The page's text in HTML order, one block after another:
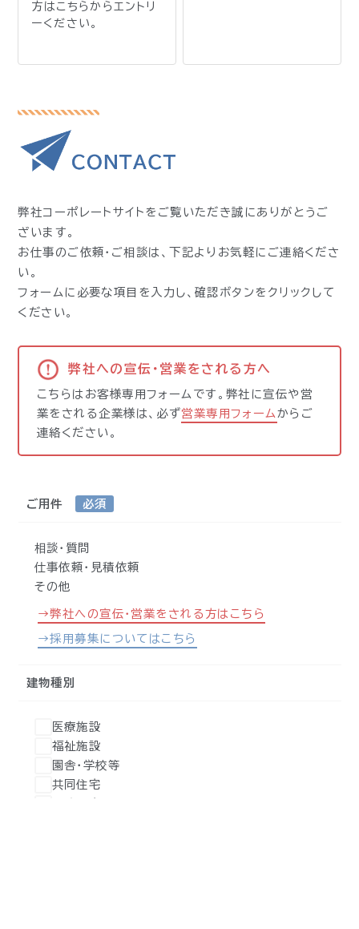
方はこちらからエントリ
ーください。
弊社コーポレートサイトをご覧いただき誠にありがとうご
ざいます。
お仕事のご依頼・ご相談は、下記よりお気軽にご連絡くださ
い。
フォームに必要な項目を入力し、確認ボタンをクリックして
ください。
弊社への宣伝・営業をされる方へ
こちらはお客様専用フォームです。弊社に宣伝や営
業をされる企業様は、必ず営業専用フォーム からご
連絡ください。
ご用件 必須
相談・質問
仕事依頼・見積依頼
その他
→弊社への宣伝・営業をされる方はこちら
→採用募集についてはこちら
建物種別
医療施設
福祉施設
園舎・学校等
共同住宅